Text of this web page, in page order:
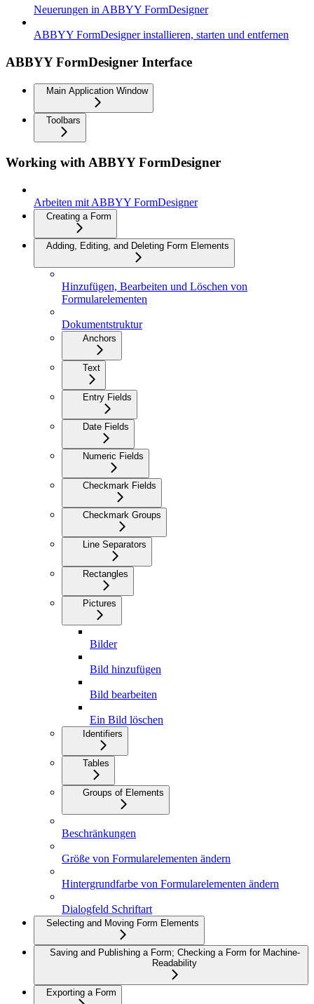
Neuerungen in ABBYY FormDesigner
ABBYY FormDesigner installieren, starten und entfernen
ABBYY FormDesigner Interface
Main Application Window
Toolbars
Working with ABBYY FormDesigner
Arbeiten mit ABBYY FormDesigner
Creating a Form
Adding, Editing, and Deleting Form Elements
Hinzufügen, Bearbeiten und Löschen von
Formularelementen
Dokumentstruktur
Anchors
Text
Entry Fields
Date Fields
Numeric Fields
Checkmark Fields
Checkmark Groups
Line Separators
Rectangles
Pictures
Bilder
Bild hinzufügen
Bild bearbeiten
Ein Bild löschen
Identifiers
Tables
Groups of Elements
Beschränkungen
Größe von Formularelementen ändern
Hintergrundfarbe von Formularelementen ändern
Dialogfeld Schriftart
Selecting and Moving Form Elements
Saving and Publishing a Form; Checking a Form for Machine-
Readability
Exporting a Form